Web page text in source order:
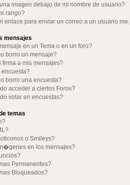
imagen debajo de mi nombre de usuario?
rango?
enlace para enviar un correo a un usuario
mensajes
en un Tema o en un foro?
borro un mensaje?
a mis mensajes?
borro una encuesta?
acceder a ciertos Foros?
votar en encuestas?
temas
o Smileys?
en los mensajes?
Permanentes?
Bloqueados?